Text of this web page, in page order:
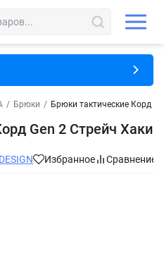
/ Брюки / Брюки тактические Корд
Gen 2 Стрейч Хаки
Избранное Сравнение